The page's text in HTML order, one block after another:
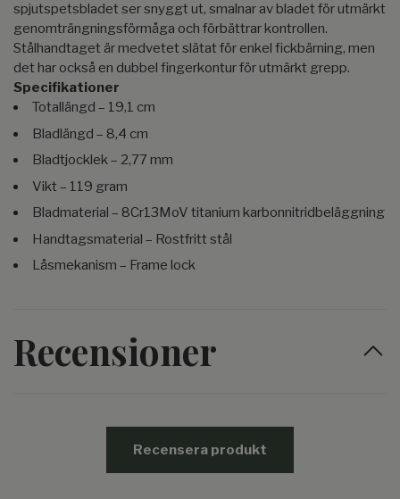
spjutspetsbladet ser snyggt ut, smalnar av bladet för utmärkt
genomträngningsförmåga och förbättrar kontrollen.
Stålhandtaget är medvetet slätat för enkel fickbärning, men
det har också en dubbel fingerkontur för utmärkt grepp.
Specifikationer
Totallängd – 19,1 cm
Bladlängd – 8,4 cm
Bladtjocklek – 2,77 mm
Vikt – 119 gram
Bladmaterial – 8Cr13MoV titanium karbonnitridbeläggning
Handtagsmaterial – Rostfritt stål
Låsmekanism – Frame lock
Recensioner
Recensera produkt